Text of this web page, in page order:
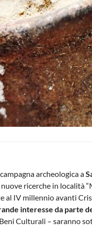
archeologica a
ricerche in località
al IV millennio avanti
interesse da parte
Culturali – saranno